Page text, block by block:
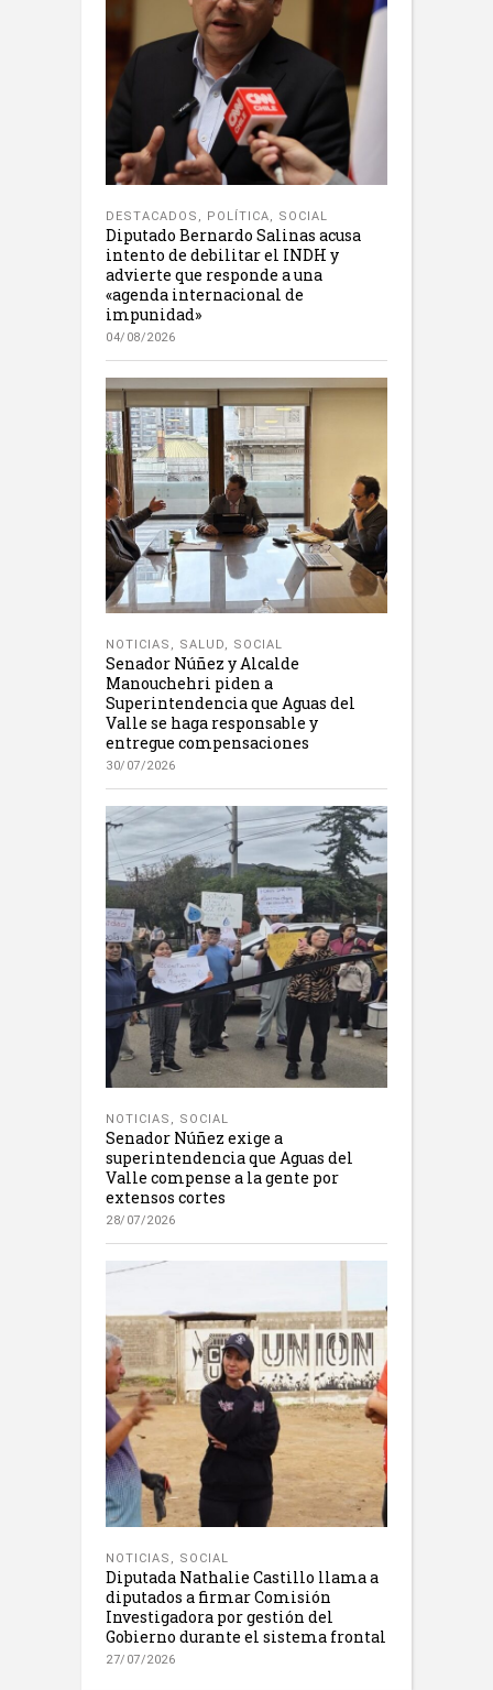
DESTACADOS , POLÍTICA, SOCIAL
Diputado Bernardo Salinas acusa
intento de debilitar el INDH y
advierte que responde a una
«agenda internacional de
impunidad»
04/08/2026
NOTICIAS , SALUD, SOCIAL
Senador Núñez y Alcalde
Manouchehri piden a
Superintendencia que Aguas del
Valle se haga responsable y
entregue compensaciones
30/07/2026
NOTICIAS , SOCIAL
Senador Núñez exige a
superintendencia que Aguas del
Valle compense a la gente por
extensos cortes
28/07/2026
NOTICIAS , SOCIAL
Diputada Nathalie Castillo llama a
diputados a firmar Comisión
Investigadora por gestión del
Gobierno durante el sistema frontal
27/07/2026